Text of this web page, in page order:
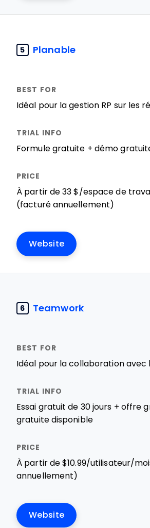
5 Planable
Idéal pour la gestion RP sur les
Formule gratuite + démo
À partir de 33 $/espace de
(facturé annuellement)
Website
6 Teamwork
Idéal pour la collaboration avec
Essai gratuit de 30 jours + offre
gratuite disponible
À partir de $10.99/utilisateur/
annuellement)
Website